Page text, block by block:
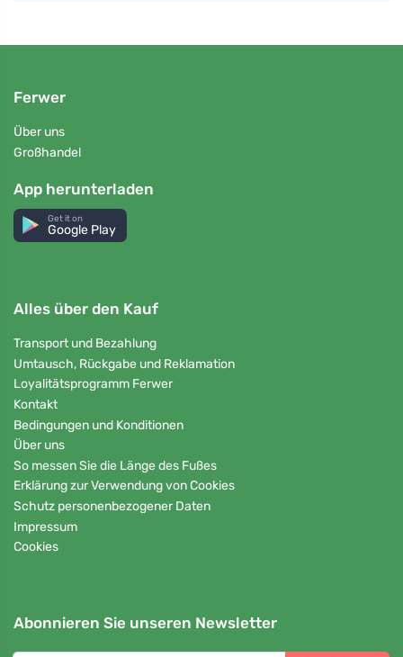
Ferwer
Über uns
Großhandel
App herunterladen
Get it on
Google Play
Alles über den Kauf
Transport und Bezahlung
Umtausch, Rückgabe und Reklamation
Loyalitätsprogramm Ferwer
Kontakt
Bedingungen und Konditionen
Über uns
So messen Sie die Länge des Fußes
Erklärung zur Verwendung von Cookies
Schutz personenbezogener Daten
Impressum
Cookies
Abonnieren Sie unseren Newsletter